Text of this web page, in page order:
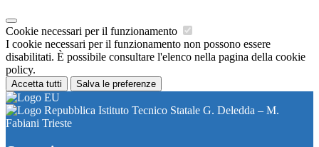
Cookie necessari per il funzionamento
I cookie necessari per il funzionamento non possono essere
disabilitati. È possibile consultare l'elenco nella pagina della cookie
policy.
Accetta tutti Salva le preferenze
Istituto Tecnico Statale G. Deledda – M.
Fabiani Trieste